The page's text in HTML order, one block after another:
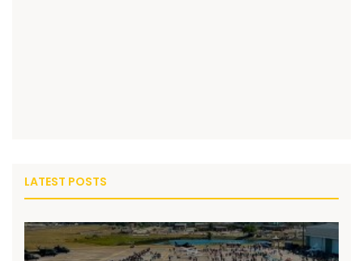
LATEST POSTS